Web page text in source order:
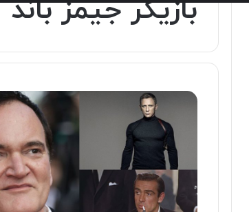
بازیگر جیمز باند